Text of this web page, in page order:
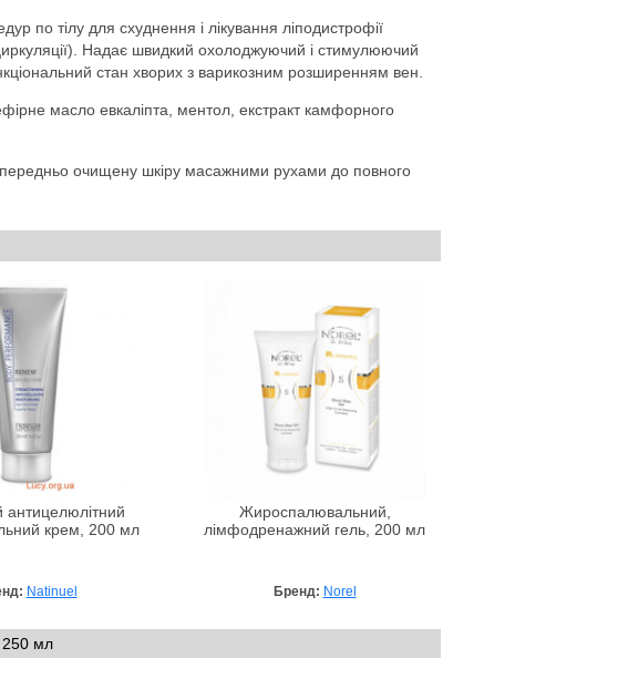
по тілу для схуднення і лікування ліподистрофії
Надає швидкий охолоджуючий і стимулюючий
стан хворих з варикозним розширенням вен.
масло евкаліпта, ментол, екстракт камфорного
очищену шкіру масажними рухами до повного
крем, 200 мл
Natinuel
Жироспалювальний,
лімфодренажний гель, 200 мл
Бренд: Norel
250 мл